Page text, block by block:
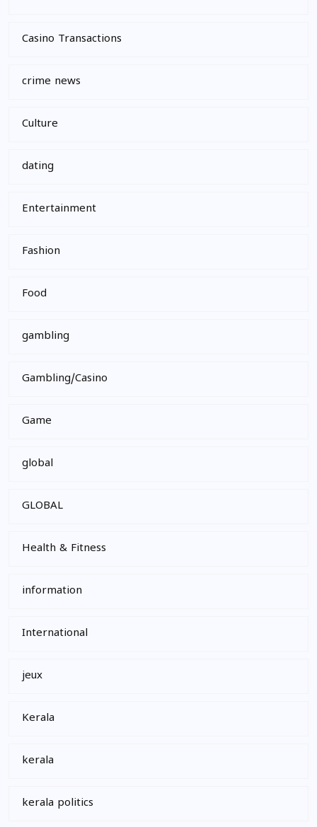
Casino Transactions
crime news
Culture
dating
Entertainment
Fashion
Food
gambling
Gambling/Casino
Game
global
GLOBAL
Health & Fitness
information
International
jeux
Kerala
kerala
kerala politics